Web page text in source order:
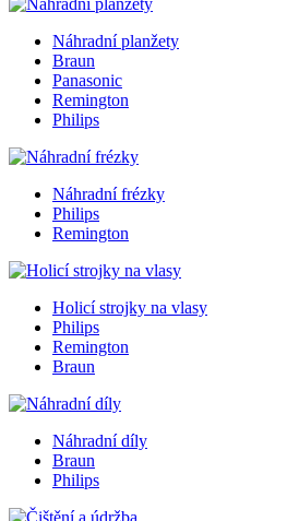
Náhradní planžety
Braun
Panasonic
Remington
Philips
Náhradní frézky
Philips
Remington
Holicí strojky na vlasy
Philips
Remington
Braun
Náhradní díly
Braun
Philips